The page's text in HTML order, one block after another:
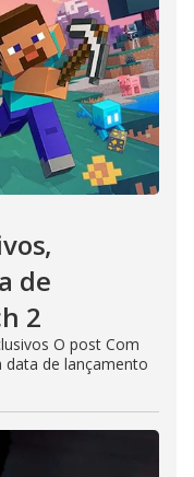
de
2
O post Com
data de lançamento